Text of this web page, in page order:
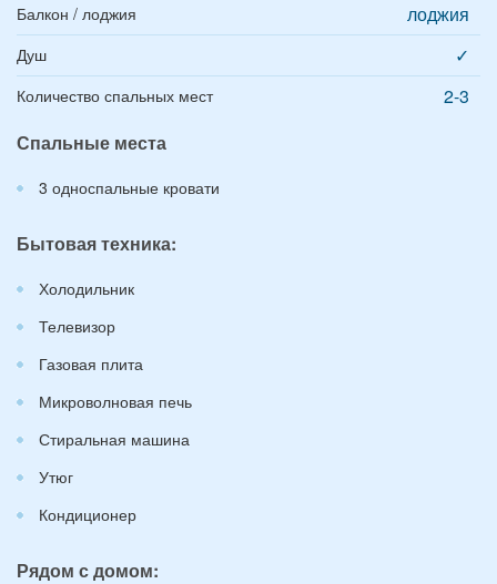
Балкон / лоджия лоджия
Душ ✓
Количество спальных мест
2-3
Спальные места
3 односпальные кровати
Бытовая техника:
Холодильник
Телевизор
Газовая плита
Микроволновая печь
Стиральная машина
Утюг
Кондиционер
Рядом с домом: